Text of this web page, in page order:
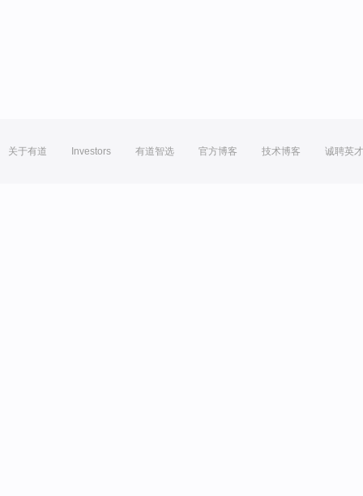
关于有道 Investors 有道智选 官方博客 技术博客 诚聘英才